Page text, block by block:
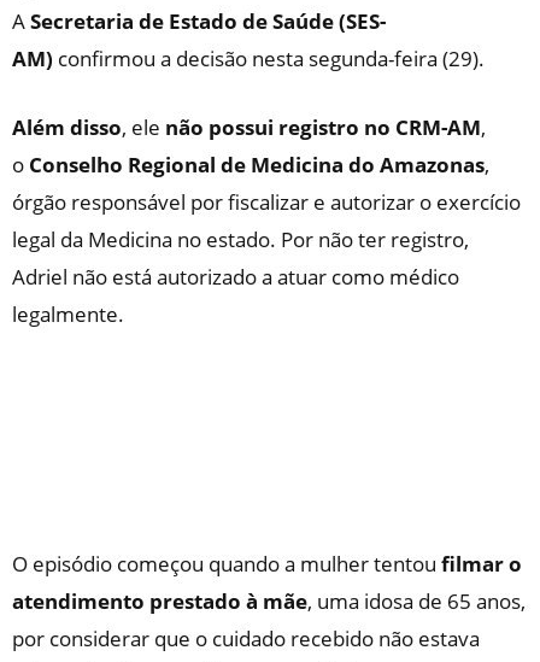
ASecretaria de Estado de Saúde (SES-
AM) confirmou a decisão nesta segunda-feira (29).
Além disso, ele não possui registro no CRM-AM,
o Conselho Regional de Medicina do Amazonas,
órgão responsável por fiscalizar e autorizar o exercício
legal da Medicina no estado. Por não ter registro,
Adriel não está autorizado a atuar como médico
legalmente.
O episódio começou quando a mulher tentou filmar o
atendimento prestado à mãe, uma idosa de 65 anos,
por considerar que o cuidado recebido não estava